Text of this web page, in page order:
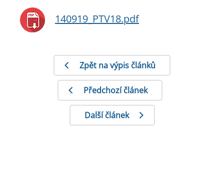
140919_PTV18.pdf
Zpět na výpis článků
Předchozí článek
Další článek